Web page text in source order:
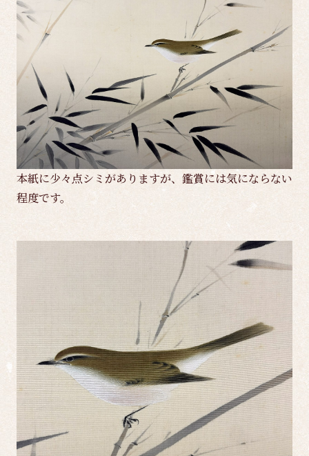
本紙に少々点シミがありますが、鑑賞には気にならない
程度です。